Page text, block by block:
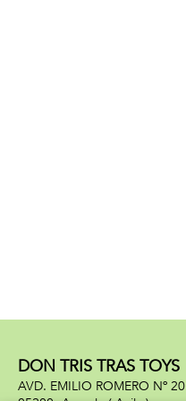
DON TRIS TRAS TOYS
AVD. EMILIO ROMERO Nº 20